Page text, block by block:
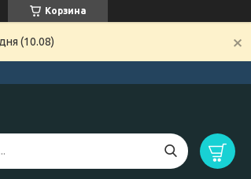
Корзина
(10.08)